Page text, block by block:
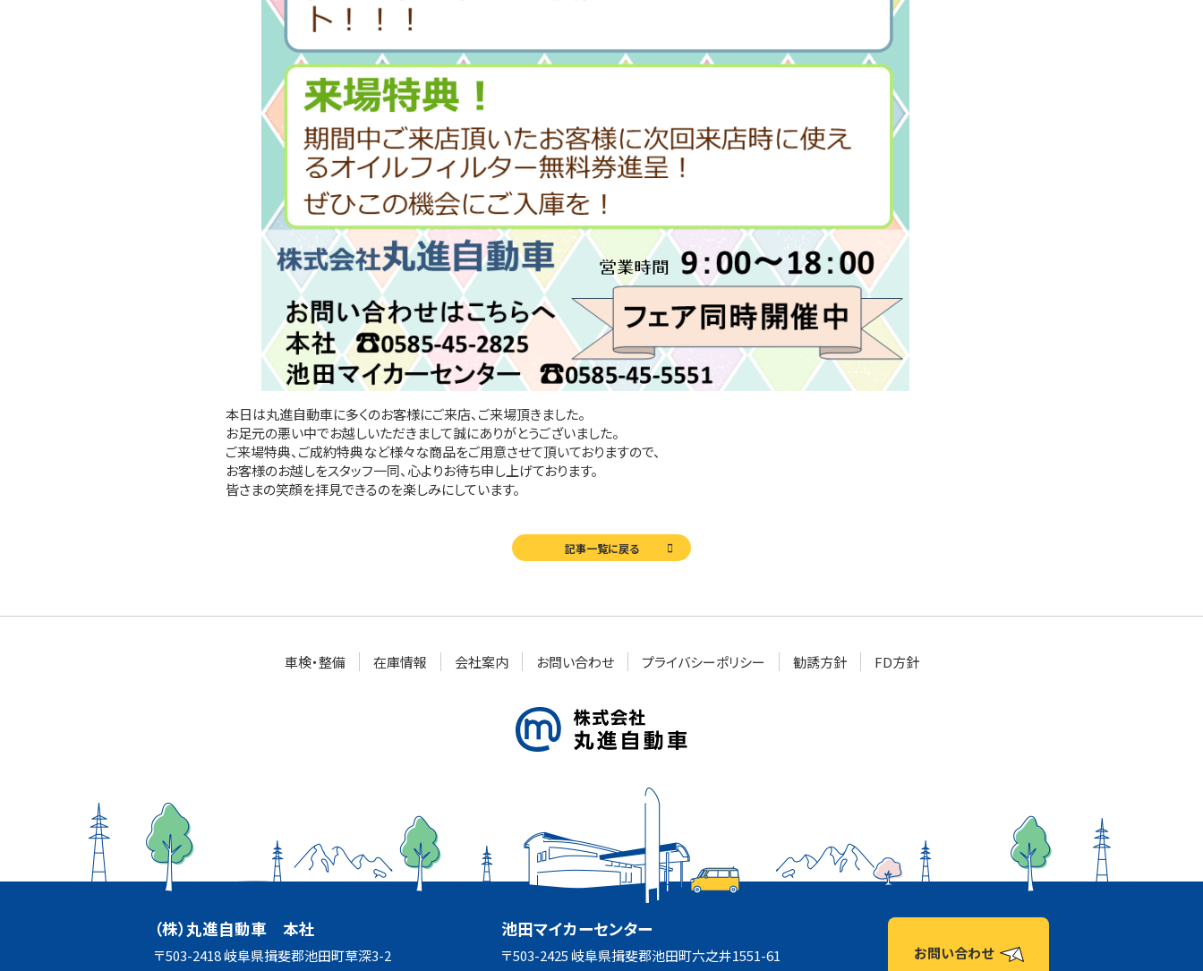
本日は丸進自動車に多くのお客様にご来店、ご来場頂きました。
お足元の悪い中でお越しいただきまして誠にありがとうございました。
ご来場特典、ご成約特典など様々な商品をご用意させて頂いておりますので、
お客様のお越しをスタッフ一同、心よりお待ち申し上げております。
皆さまの笑顔を拝見できるのを楽しみにしています。
記事一覧に戻る
車検・整備 在庫情報 会社案内 お問い合わせ プライバシーポリシー 勧誘方針 FD方針
（株）丸進自動車 本社
〒503-2418 岐阜県揖斐郡池田町草深3-2
池田マイカーセンター
〒503-2425 岐阜県揖斐郡池田町六之井1551-61
お問い合わせ